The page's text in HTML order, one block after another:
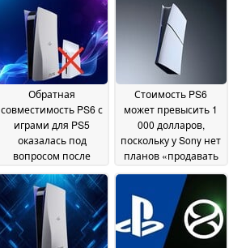
Обратная
совместимость PS6 с
играми для PS5
оказалась под
вопросом после
полностью
цифровой формат
02
July 2026
Стоимость PS6
может превысить 1
000 долларов,
поскольку у Sony нет
планов «продавать
значительными
убытками»
30 June 2026